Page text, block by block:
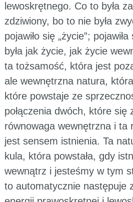
lewoskrętnego. Co to była
zdziwiony, bo to nie była
pojawiło się „życie”;
była jak życie, jak życie
ta tożsamość, która jest
ale wewnętrzna natura,
które powstaje ze
połączenia dwóch, które się
równowaga wewnętrzna i ta
jest sensem istnienia. Ta
kula, która powstała, gdy
wewnątrz i jesteśmy w tym
to automatycznie następuje